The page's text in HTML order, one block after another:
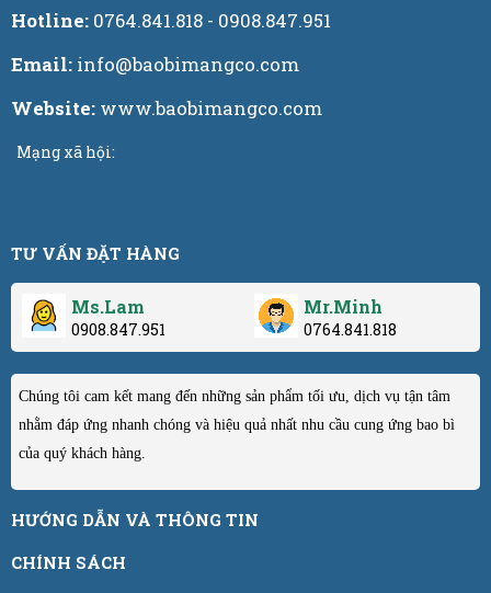
Hotline: 0764.841.818 - 0908.847.951
Email: info@baobimangco.com
Website: www.baobimangco.com
Mạng xã hội:
TƯ VẤN ĐẶT HÀNG
Ms.Lam
0908.847.951
Mr.Minh
0764.841.818
Chúng tôi cam kết mang đến những sản phẩm tối ưu, dịch vụ tận tâm
nhằm đáp ứng nhanh chóng và hiệu quả nhất nhu cầu cung ứng bao bì
của quý khách hàng.
HƯỚNG DẪN VÀ THÔNG TIN
CHÍNH SÁCH